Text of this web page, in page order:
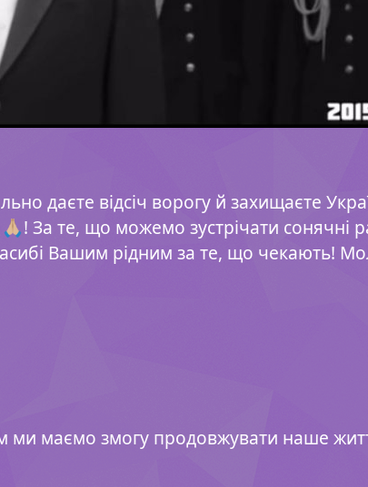
даєте відсіч ворогу й захищаєте
За те, що можемо зустрічати сонячні
Вашим рідним за те, що чекають!
ми маємо змогу продовжувати наше